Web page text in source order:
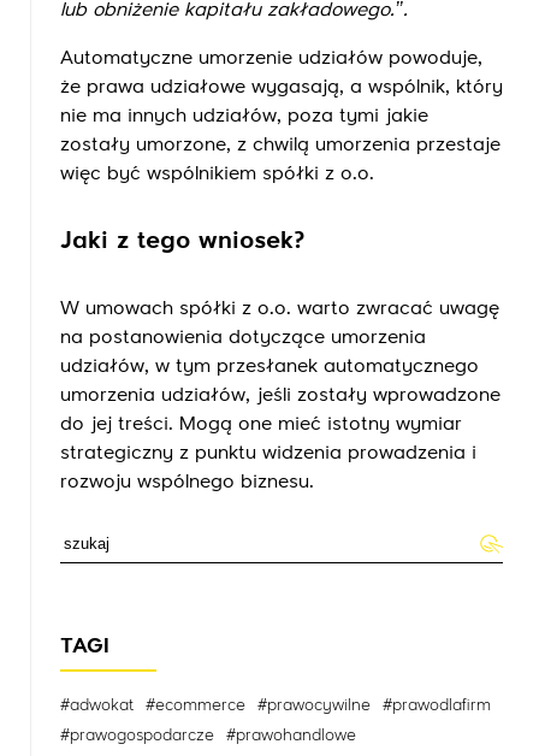
lub obniżenie kapitału zakładowego.’’.
Automatyczne umorzenie udziałów powoduje,
że prawa udziałowe wygasają, a wspólnik, który
nie ma innych udziałów, poza tymi jakie
zostały umorzone, z chwilą umorzenia przestaje
więc być wspólnikiem spółki z o.o.
Jaki z tego wniosek?
W umowach spółki z o.o. warto zwracać uwagę
na postanowienia dotyczące umorzenia
udziałów, w tym przesłanek automatycznego
umorzenia udziałów, jeśli zostały wprowadzone
do jej treści. Mogą one mieć istotny wymiar
strategiczny z punktu widzenia prowadzenia i
rozwoju wspólnego biznesu.
TAGI
#adwokat #ecommerce #prawocywilne
#prawodlafirm
#prawogospodarcze
#prawohandlowe